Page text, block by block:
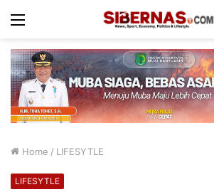
Menu
Home / LIFESYTLE
LIFESYTLE